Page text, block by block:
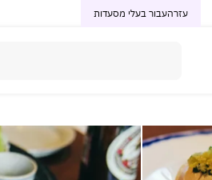
עבור בעלי מסעדותעזרה